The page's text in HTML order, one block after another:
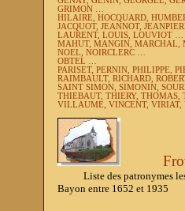
GRIMON …
HILAIRE, HOCQUARD,
JACQUOT, JEANNOT,
LAURENT, LOUIS, LOUVIOT …
MAHUT, MANGIN, MARCHAL,
NOEL, NOIRCLERC …
OBTEL …
PARISET, PERNIN, PHILIPPE,
RAIMBAULT, RICHARD,
SAINT SIMON, SIMONIN,
THIEBAUT, THIERY,
VILLAUME, VINCENT,
Liste des patronymes les
Bayon entre 1652 et 1935